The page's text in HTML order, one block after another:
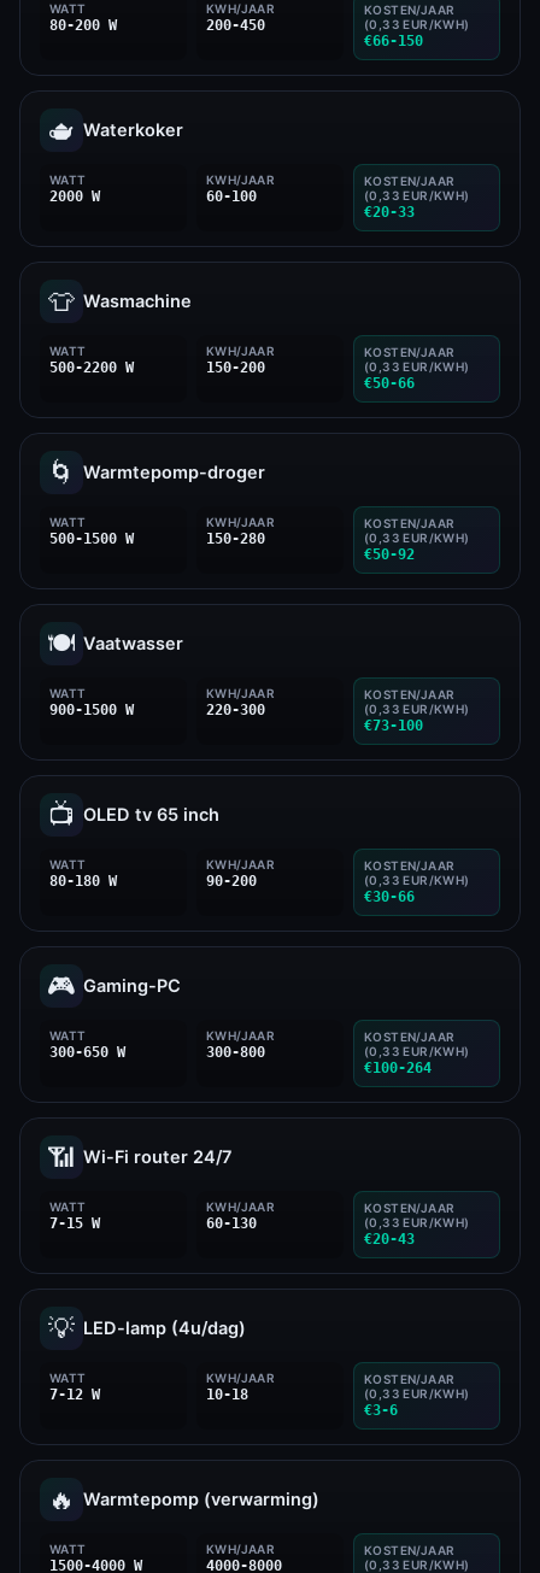
WATT
80-200 W
KWH/JAAR
200-450
KOSTEN/JAAR
(0,33 EUR/KWH)
€66-150
🫖 Waterkoker
WATT
2000 W
KWH/JAAR
60-100
KOSTEN/JAAR
(0,33 EUR/KWH)
€20-33
👕 Wasmachine
WATT
500-2200 W
KWH/JAAR
150-200
KOSTEN/JAAR
(0,33 EUR/KWH)
€50-66
🌀 Warmtepomp-droger
WATT
500-1500 W
KWH/JAAR
150-280
KOSTEN/JAAR
(0,33 EUR/KWH)
€50-92
🍽️ Vaatwasser
WATT
900-1500 W
KWH/JAAR
220-300
KOSTEN/JAAR
(0,33 EUR/KWH)
€73-100
📺 OLED tv 65 inch
WATT
80-180 W
KWH/JAAR
90-200
KOSTEN/JAAR
(0,33 EUR/KWH)
€30-66
🎮 Gaming-PC
WATT
300-650 W
KWH/JAAR
300-800
KOSTEN/JAAR
(0,33 EUR/KWH)
€100-264
📶 Wi-Fi router 24/7
WATT
7-15 W
KWH/JAAR
60-130
KOSTEN/JAAR
(0,33 EUR/KWH)
€20-43
💡 LED-lamp (4u/dag)
WATT
7-12 W
KWH/JAAR
10-18
KOSTEN/JAAR
(0,33 EUR/KWH)
€3-6
🔥 Warmtepomp (verwarming)
WATT
1500-4000 W
KWH/JAAR
4000-8000
KOSTEN/JAAR
(0,33 EUR/KWH)